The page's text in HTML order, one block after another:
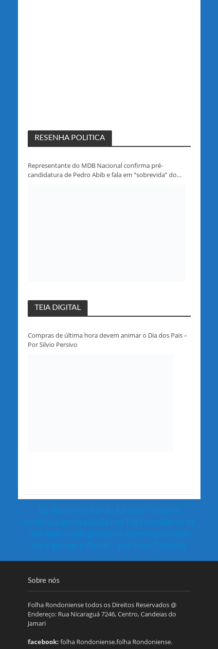
RESENHA POLITICA
Representante do MDB Nacional confirma pré-
candidatura de Pedro Abib e fala em “sobrevida” do
TEIA DIGITAL
Compras de última hora devem animar o Dia dos Pais –
Por Silvio Persivo
Confúcio no Olho do furacão: “Há uma
tendência generalizada nos TREs brasileiros de
não fazer vistas grossas a quem topou tudo
para ganhar o Poder”. -por Gessi Taborda
Sobre nós
Folha Rondoniense todos os Direitos Reservados @
Endereço: Rua Nicaraguá 7246, Centro, Candeias do
Jamari
facebook: folha Rondoniense.folha Rondoniense.